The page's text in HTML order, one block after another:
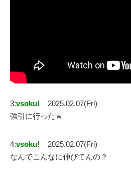
3:vsoku!
2025.02.07(Fri)
強引に行ったｗ
4:vsoku!
2025.02.07(Fri)
なんでこんなに伸びてんの？